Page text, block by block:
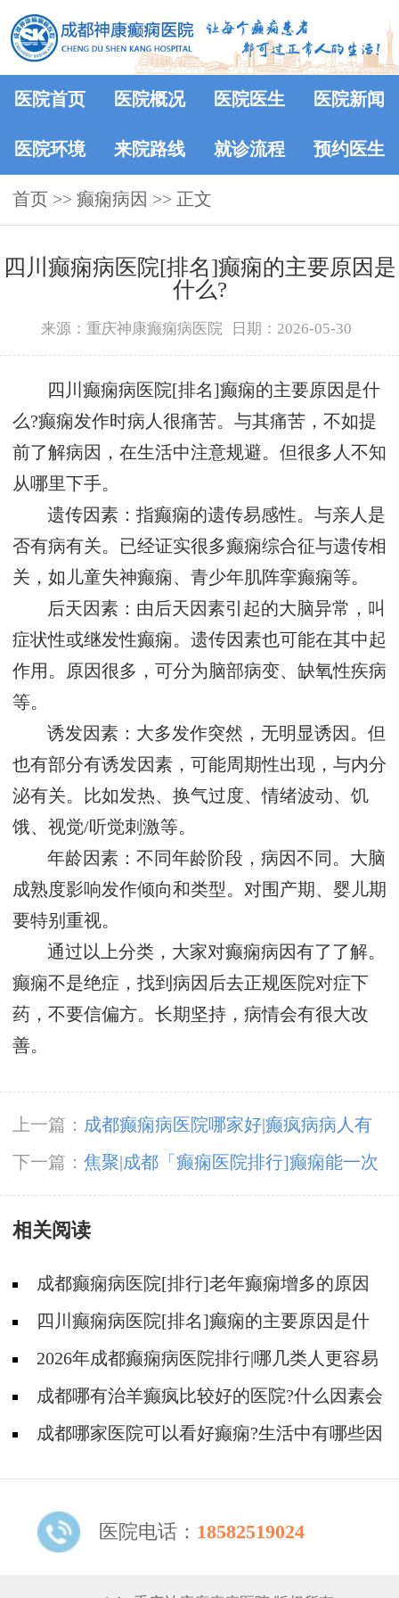
医院首页 医院概况 医院医生 医院新闻
医院环境 来院路线 就诊流程 预约医生
首页 >> 癫痫病因 >> 正文
四川癫痫病医院[排名]癫痫的主要原因是
什么?
来源：重庆神康癫痫病医院 日期：2026-05-30
四川癫痫病医院[排名]癫痫的主要原因是什
么?癫痫发作时病人很痛苦。与其痛苦，不如提
前了解病因，在生活中注意规避。但很多人不知
从哪里下手。
遗传因素：指癫痫的遗传易感性。与亲人是
否有病有关。已经证实很多癫痫综合征与遗传相
关，如儿童失神癫痫、青少年肌阵挛癫痫等。
后天因素：由后天因素引起的大脑异常，叫
症状性或继发性癫痫。遗传因素也可能在其中起
作用。原因很多，可分为脑部病变、缺氧性疾病
等。
诱发因素：大多发作突然，无明显诱因。但
也有部分有诱发因素，可能周期性出现，与内分
泌有关。比如发热、换气过度、情绪波动、饥
饿、视觉/听觉刺激等。
年龄因素：不同年龄阶段，病因不同。大脑
成熟度影响发作倾向和类型。对围产期、婴儿期
要特别重视。
通过以上分类，大家对癫痫病因有了了解。
癫痫不是绝症，找到病因后去正规医院对症下
药，不要信偏方。长期坚持，病情会有很大改
善。
上一篇： 成都癫痫病医院哪家好|癫疯病病人有
什么饮食禁忌?
下一篇： 焦聚|成都「癫痫医院排行]癫痫能一次
性治疗好吗?
相关阅读
成都癫痫病医院[排行]老年癫痫增多的原因
是什么?
四川癫痫病医院[排名]癫痫的主要原因是什
么?2026年成都癫痫病医院排行|哪几类人更容易
得癫痫病？
成都哪有治羊癫疯比较好的医院?什么因素会
导致癫痫再次发作?
成都哪家医院可以看好癫痫?生活中有哪些因
医院电话： 18582519024